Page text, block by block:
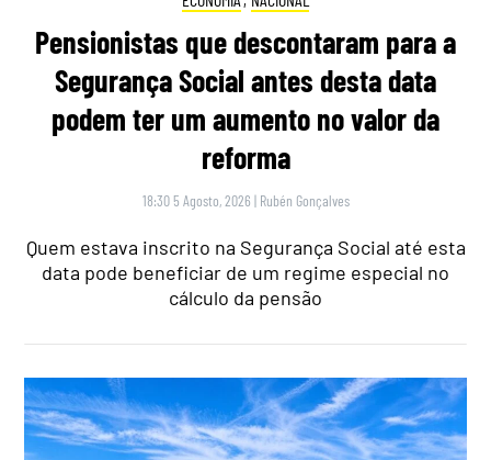
Pensionistas que descontaram para a
Segurança Social antes desta data
podem ter um aumento no valor da
reforma
18:30 5 Agosto, 2026 | Rubén Gonçalves
Quem estava inscrito na Segurança Social até esta
data pode beneficiar de um regime especial no
cálculo da pensão